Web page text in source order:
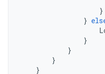
}
}
}
}
}
}